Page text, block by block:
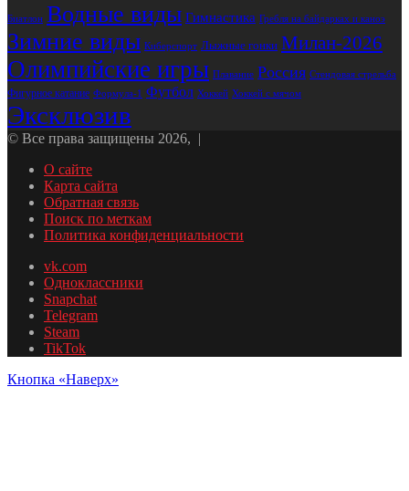
Биатлон Водные виды Гимнастика Гребля на байдарках и каноэ
Зимние виды Киберспорт Лыжные гонки Милан-2026
Олимпийские игры Плавание Россия Стендовая стрельба
Фигурное катание Формула-1 Футбол Хоккей Хоккей с мячом
Эксклюзив
© Все права защищены 2026, |
О сайте
Карта сайта
Обратная связь
Поиск по меткам
Политика конфиденциальности
vk.com
Одноклассники
Snapchat
Telegram
Steam
TikTok
Кнопка «Наверх»